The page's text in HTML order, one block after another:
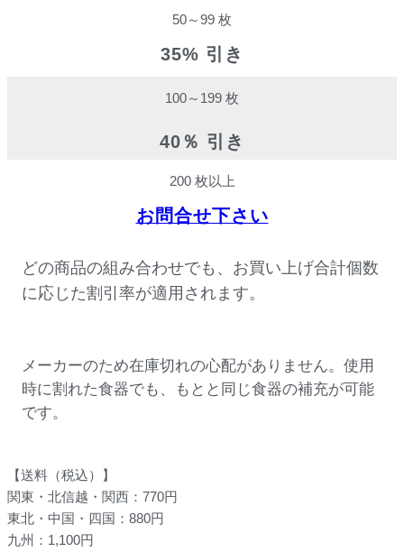
50～99 枚
35% 引き
100～199 枚
40％ 引き
200 枚以上
お問合せ下さい
どの商品の組み合わせでも、お買い上げ合計個数
に応じた割引率が適用されます。
メーカーのため在庫切れの心配がありません。使用
時に割れた食器でも、もとと同じ食器の補充が可能
です。
【送料（税込）】
関東・北信越・関西：770円
東北・中国・四国：880円
九州：1,100円